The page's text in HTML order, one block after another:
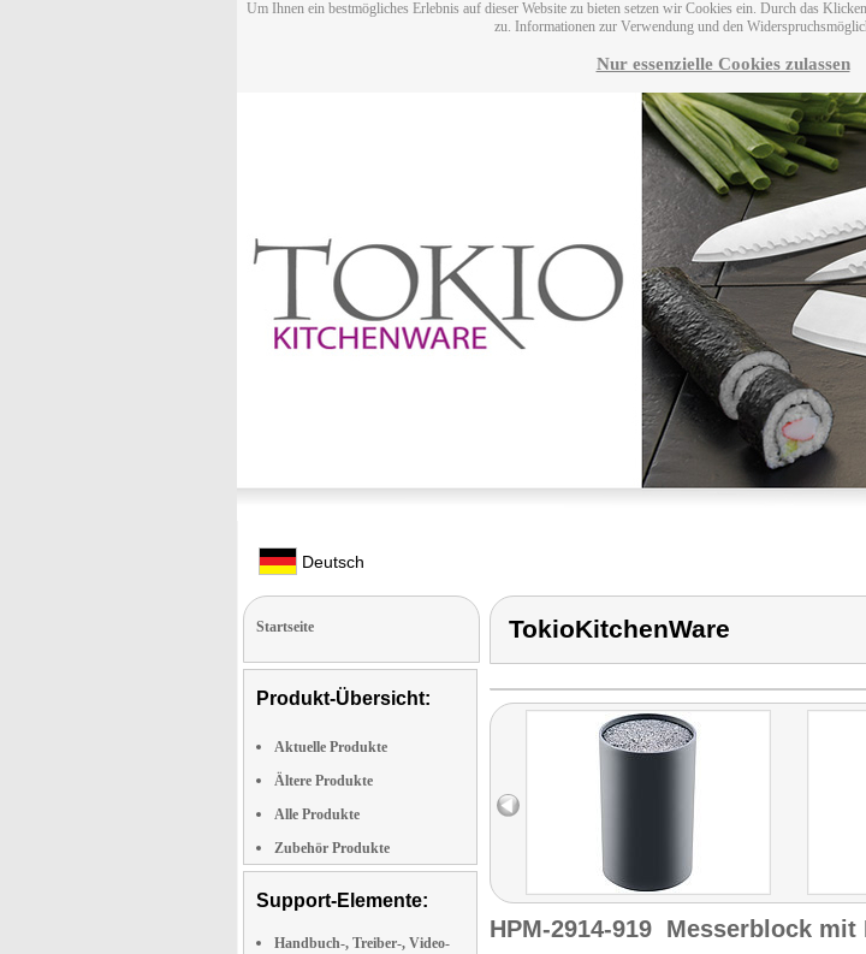
Um Ihnen ein bestmögliches Erlebnis auf dieser Website zu bieten setzen wir Cookies ein. Durch das
zu. Informationen zur Verwendung und den
Nur essenzielle Cookies zulassen
Deutsch
Startseite
Produkt-Übersicht:
Aktuelle Produkte
Ältere Produkte
Alle Produkte
Zubehör Produkte
Support-Elemente:
Handbuch-, Treiber-, Video-
TokioKitchenWare
HPM-2914-919 Messerblock mit